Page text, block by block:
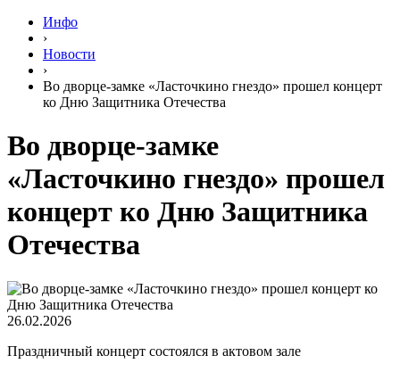
Инфо
›
Новости
›
Во дворце-замке «Ласточкино гнездо» прошел концерт
ко Дню Защитника Отечества
Во дворце-замке
«Ласточкино гнездо» прошел
концерт ко Дню Защитника
Отечества
26.02.2026
Праздничный концерт состоялся в актовом зале